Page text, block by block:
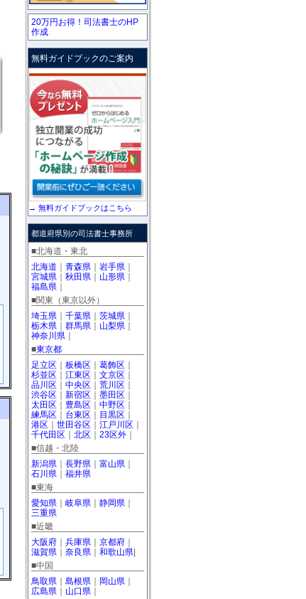
20万円お得！司法書士のHP
作成
無料ガイドブックのご案内
→ 無料ガイドブックはこちら
都道府県別の司法書士事務所
■北海道・東北
北海道
青森県｜ 岩手県｜
宮城県｜ 秋田県｜ 山形県｜
福島県｜
■関東（東京以外）
埼玉県｜ 千葉県｜ 茨城県｜
栃木県｜ 群馬県｜ 山梨県｜
神奈川県｜
■東京都
足立区
板橋区 葛飾区
杉並区
江東区 文京区
品川区
中央区 荒川区
渋谷区
新宿区 墨田区
太田区
豊島区 中野区
練馬区
台東区 目黒区
港区
世田谷区 江戸川区
千代田区
北区 23区外｜
■信越・北陸
新潟県｜ 長野県｜ 富山県｜
石川県｜ 福井県
■東海
愛知県｜ 岐阜県｜ 静岡県｜
三重県
■近畿
大阪府｜ 兵庫県｜ 京都府｜
滋賀県｜ 奈良県｜ 和歌山県|
■中国
鳥取県｜ 島根県｜ 岡山県｜
広島県｜ 山口県｜